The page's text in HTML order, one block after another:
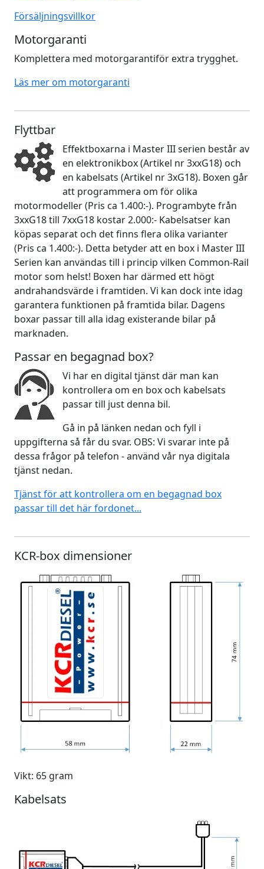
Försäljningsvillkor
Motorgaranti
Komplettera med motorgarantiför extra trygghet.
Läs mer om motorgaranti
Flyttbar
Effektboxarna i Master III serien består av
en elektronikbox (Artikel nr 3xxG18) och
en kabelsats (Artikel nr 3xG18). Boxen går
att programmera om för olika
motormodeller (Pris ca 1.400:-). Programbyte från
3xxG18 till 7xxG18 kostar 2.000:- Kabelsatser kan
köpas separat och det finns flera olika varianter
(Pris ca 1.400:-). Detta betyder att en box i Master III
Serien kan användas till i princip vilken Common-Rail
motor som helst! Boxen har därmed ett högt
andrahandsvärde i framtiden. Vi kan dock inte idag
garantera funktionen på framtida bilar. Dagens
boxar passar till alla idag existerande bilar på
marknaden.
Passar en begagnad box?
Vi har en digital tjänst där man kan
kontrollera om en box och kabelsats
passar till just denna bil.
Gå in på länken nedan och fyll i
uppgifterna så får du svar. OBS: Vi svarar inte på
dessa frågor på telefon - använd vår nya digitala
tjänst nedan.
Tjänst för att kontrollera om en begagnad box
passar till det här fordonet...
KCR-box dimensioner
Vikt: 65 gram
Kabelsats